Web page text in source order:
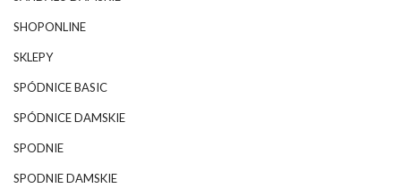
SHOPONLINE
SKLEPY
SPÓDNICE BASIC
SPÓDNICE DAMSKIE
SPODNIE
SPODNIE DAMSKIE